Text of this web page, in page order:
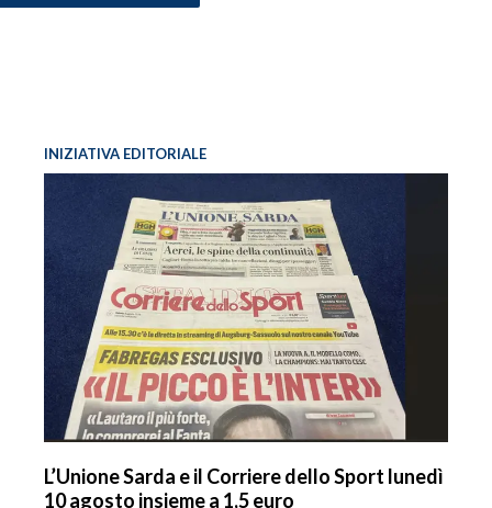
INIZIATIVA EDITORIALE
L’Unione Sarda e il Corriere dello Sport lunedì
10 agosto insieme a 1,5 euro